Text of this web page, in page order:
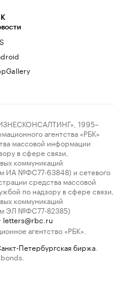
1995–
агентства «РБК»
массовой информации
в сфере связи,
коммуникаций
ИА №ФС77-63848) и сетевого
средства массовой
по надзору в сфере связи,
коммуникаций
ЭЛ №ФС77-82385)
letters@rbc.ru
агентство «РБК».
Петербургская биржа